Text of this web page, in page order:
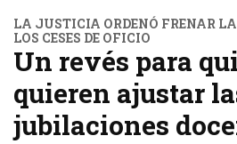
LA JUSTICIA ORDENÓ FRENAR
LOS CESES DE OFICIO
Un revés para
quieren ajustar
jubilaciones